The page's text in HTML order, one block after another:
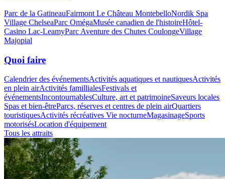
Parc de la GatineauFairmont Le Château MontebelloNordik Spa
Village ChelseaParc OmégaMusée canadien de l'histoireHôtel-
Casino Lac-LeamyParc Aventure des Chutes CoulongeVillage
Majopial
Quoi faire
Calendrier des événementsActivités aquatiques et nautiquesActivités
en plein airActivités famillialesFestivals et
événementsIncontournablesCulture, art et patrimoineSaveurs locales
Spas et bien-êtreParcs, réserves et centres de plein airQuartiers
touristiquesActivités récréatives Vie nocturneMagasinageSports
motorisésLocation d'équipement
Tous les attraits